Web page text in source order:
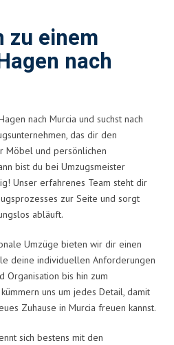
zu einem
nach
nach Murcia und suchst nach
das dir den
Möbel und persönlichen
bist du bei Umzugsmeister
Unser erfahrenes Team steht dir
zur Seite und sorgt
abläuft.
Umzüge bieten wir dir einen
deine individuellen Anforderungen
Organisation bis hin zum
uns um jedes Detail, damit
Zuhause in Murcia freuen kannst.
sich bestens mit den